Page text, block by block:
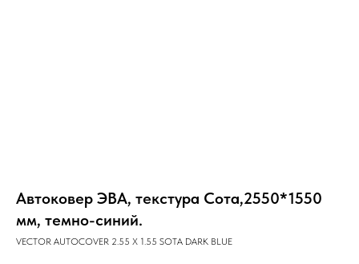
Автоковер ЭВА, текстура Сота,2550*1550
мм, темно-синий.
VECTOR AUTOCOVER 2.55 X 1.55 SOTA DARK BLUE